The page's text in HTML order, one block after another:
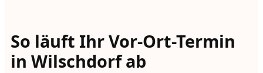
So läuft Ihr Vor-Ort-Termin
in Wilschdorf ab